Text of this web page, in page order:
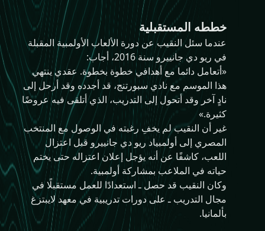
خططه المستقبلية
عندما سئل النقيب عن دورة الألعاب الأولمبية المقبلة
في ريو دي جانييرو سنة 2016، أجاب:
«أتعامل دائما مع أهدافي خطوة بخطوة. عقدي ينتهي
هذا الموسم مع نادي سبورتنج، قد أجدده وقد أرحل إلى
نادٍ آخر وقد أتحول إلى التدريب، الذي أتلقى فيه عروضًا
كثيرة.»
غير أن النقيب لم يخفِ رغبته في الوصول مع المنتخب
المصري إلى أولمبياد ريو دي جانييرو قبل اعتزال
اللعب، كاشفًا عن أنه يؤجل إعلان اعتزاله حتى يختم
حياته في الملاعب بمشاركة أولمبية.
وكان النقيب قد حصل ـ استعدادًا للعمل مستقبلًا في
مجال التدريب ـ على دورات تدريبية في معهد لايبتزغ
بألمانيا.